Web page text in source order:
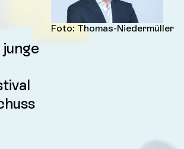
Foto: Thomas-Niedermüller